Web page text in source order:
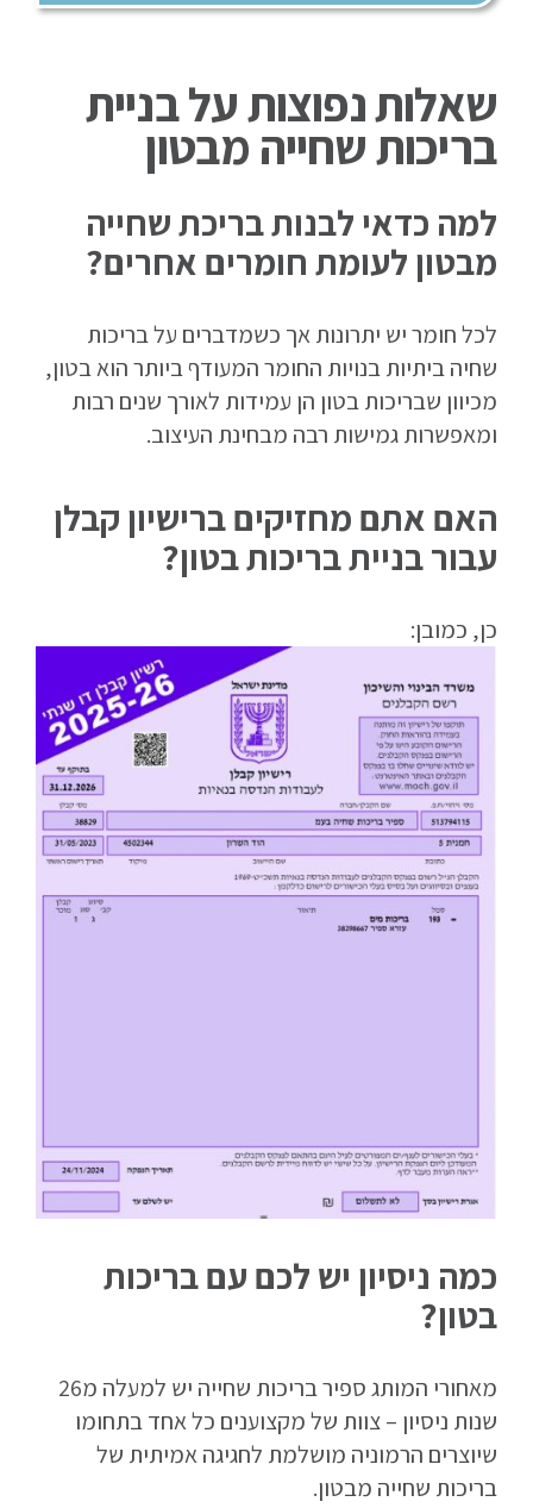
שאלות נפוצות על בניית
בריכות שחייה מבטון
למה כדאי לבנות בריכת שחייה
מבטון לעומת חומרים אחרים?
לכל חומר יש יתרונות אך כשמדברים על בריכות
שחיה ביתיות בנויות החומר המעודף ביותר הוא בטון,
מכיוון שבריכות בטון הן עמידות לאורך שנים רבות
ומאפשרות גמישות רבה מבחינת העיצוב.
האם אתם מחזיקים ברישיון קבלן
עבור בניית בריכות בטון?
כן, כמובן:
כמה ניסיון יש לכם עם בריכות
בטון?
מאחורי המותג ספיר בריכות שחייה יש למעלה מ26
שנות ניסיון – צוות של מקצוענים כל אחד בתחומו
שיוצרים הרמוניה מושלמת לחגיגה אמיתית של
בריכות שחייה מבטון.